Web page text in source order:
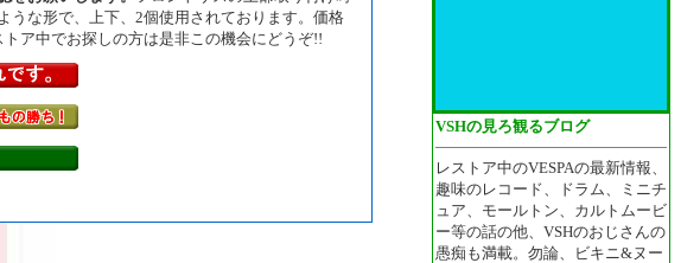
うな形で、上下、2個使用されております。価格
ア中でお探しの方は是非この機会にどうぞ!!
VSHの見ろ観るブログ
レストア中のVESPAの最新情報、
趣味のレコード、ドラム、ミニチ
ュア、モールトン、カルトムービ
ー等の話の他、VSHのおじさんの
愚痴も満載。勿論、ビキニ&ヌー